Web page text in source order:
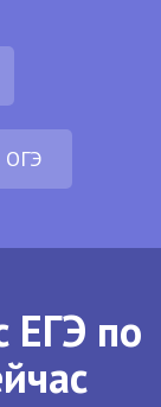
ОГЭ
ЕГЭ по